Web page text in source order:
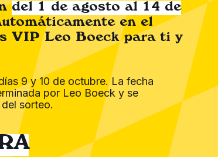
del 1 de agosto al 14 de
en el
VIP Leo Boeck para ti y
9 y 10 de octubre. La fecha
por Leo Boeck y se
sorteo.